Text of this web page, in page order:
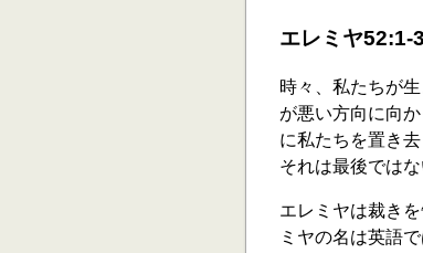
エレミヤ52:1-
時々、私たちが
が悪い方向に向
に私たちを置き
それは最後ではな
エレミヤは裁き
ミヤの名は英語